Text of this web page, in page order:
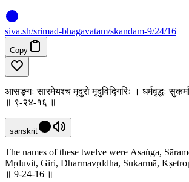
siva.sh/srimad-bhagavatam/skandam-9/24/16
Copy
आसङ्गः सारमेयश्च मृदुरो मृदुविद्गिरिः । धर्मवृद्धः सुकर्मा
॥ ९-२४-१६ ॥
sanskrit
The names of these twelve were Āsaṅga,
Mṛduvit, Giri, Dharmavṛddha, Sukarmā,
॥ 9-24-16 ॥